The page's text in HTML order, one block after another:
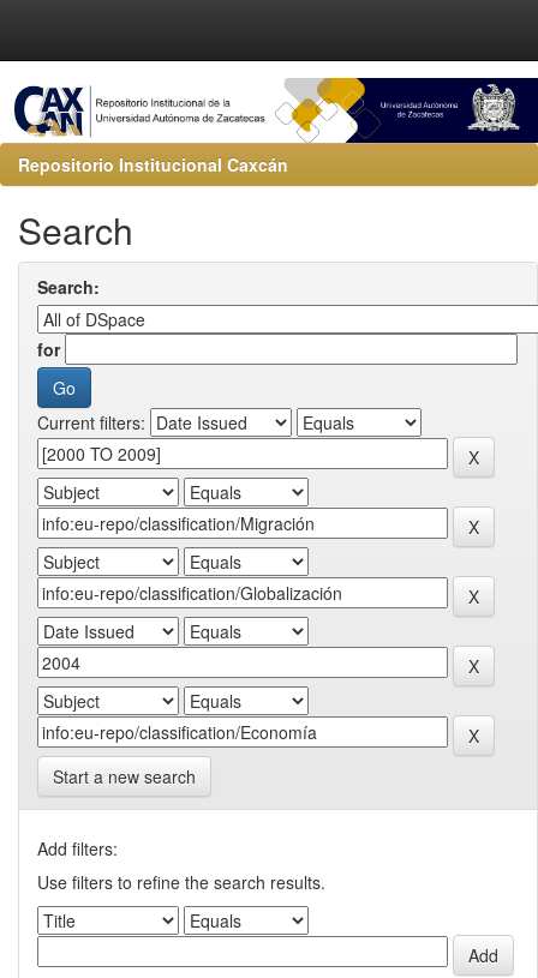
Repositorio Institucional Caxcán
Search
Search:
for
Current filters:
Start a new search
Add filters:
Use filters to refine the search results.